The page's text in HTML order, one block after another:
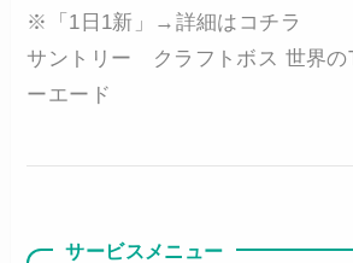
※「1日1新」→詳細はコチラ
サントリー クラフトボス 世界の
ーエード
サービスメニュー